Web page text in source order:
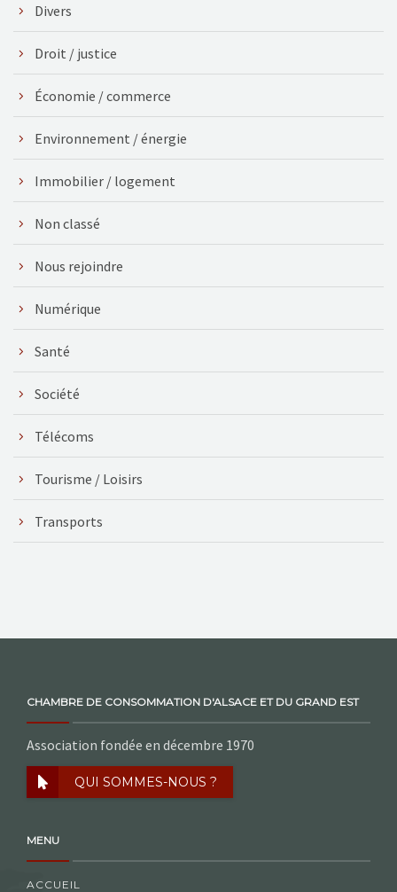
Divers
Droit / justice
Économie / commerce
Environnement / énergie
Immobilier / logement
Non classé
Nous rejoindre
Numérique
Santé
Société
Télécoms
Tourisme / Loisirs
Transports
CHAMBRE DE CONSOMMATION D'ALSACE ET DU GRAND EST
Association fondée en décembre 1970
QUI SOMMES-NOUS ?
MENU
ACCUEIL